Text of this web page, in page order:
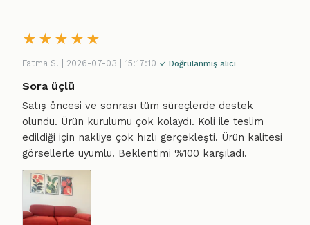
★ ★ ★ ★ ★
Fatma S. | 2026-07-03 | 15:17:10 ✓ Doğrulanmış alıcı
Sora üçlü
Satış öncesi ve sonrası tüm süreçlerde destek
olundu. Ürün kurulumu çok kolaydı. Koli ile teslim
edildiği için nakliye çok hızlı gerçekleşti. Ürün kalitesi
görsellerle uyumlu. Beklentimi %100 karşıladı.